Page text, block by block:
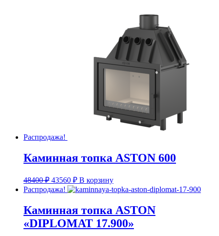
Распродажа!
Каминная топка ASTON 600
48400₽ Первоначальная
цена
составляла
43560 ₽Текущая
цена:
В корзину
Распродажа!
Каминная топка ASTON
«DIPLOMAT 17.900»